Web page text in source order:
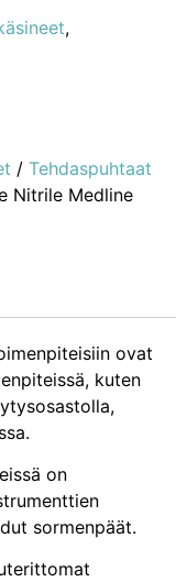
,
/ Tehdaspuhtaat
Nitrile Medline
ovat
kuten
on
sormenpäät.